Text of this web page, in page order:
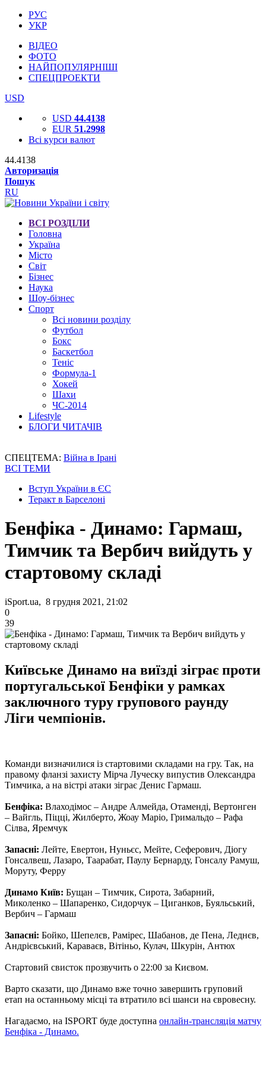
РУС
УКР
ВІДЕО
ФОТО
НАЙПОПУЛЯРНІШІ
СПЕЦПРОЕКТИ
USD
USD 44.4138
EUR 51.2998
Всі курси валют
44.4138
Авторизація
Пошук
RU
ВСІ РОЗДІЛИ
Головна
Україна
Місто
Світ
Бізнес
Наука
Шоу-бізнес
Спорт
Всі новини розділу
Футбол
Бокс
Баскетбол
Теніс
Формула-1
Хокей
Шахи
ЧС-2014
Lifestyle
БЛОГИ ЧИТАЧІВ
СПЕЦТЕМА: Війна в Ірані
ВСІ ТЕМИ
Вступ України в ЄС
Теракт в Барселоні
Бенфіка - Динамо: Гармаш,
Тимчик та Вербич вийдуть у
стартовому складі
iSport.ua, 8 грудня 2021, 21:02
0
39
Київське Динамо на виїзді зіграє проти
португальської Бенфіки у рамках
заключного туру групового раунду
Ліги чемпіонів.
Команди визначилися із стартовими складами на гру. Так, на
правому фланзі захисту Мірча Луческу випустив Олександра
Тимчика, а на вістрі атаки зіграє Денис Гармаш.
Бенфіка: Влаходімос – Андре Алмейда, Отаменді, Вертонген
– Вайгль, Піцці, Жилберто, Жоау Маріо, Гримальдо – Рафа
Сілва, Яремчук
Запасні: Лейте, Евертон, Нуньєс, Мейте, Сеферович, Діогу
Гонсалвеш, Лазаро, Таарабат, Паулу Бернарду, Гонсалу Рамуш,
Моруту, Ферру
Динамо Київ: Бущан – Тимчик, Сирота, Забарний,
Миколенко – Шапаренко, Сидорчук – Циганков, Буяльський,
Вербич – Гармаш
Запасні: Бойко, Шепелєв, Рамірес, Шабанов, де Пена, Леднєв,
Андрієвський, Караваєв, Вітіньо, Кулач, Шкурін, Антюх
Стартовий свисток прозвучить о 22:00 за Києвом.
Варто сказати, що Динамо вже точно завершить груповий
етап на останньому місці та втратило всі шанси на євровесну.
Нагадаємо, на ISPORT буде доступна онлайн-трансляція матчу
Бенфіка - Динамо.